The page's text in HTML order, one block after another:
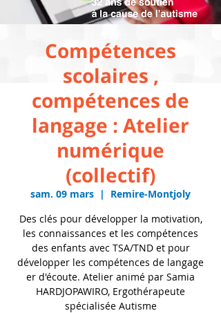
Compétences
scolaires ,
compétences de
langage : Atelier
numérique
(collectif)
sam. 09 mars
  |
Remire-Montjoly
Des clés pour développer la motivation,
les connaissances et les compétences
des enfants avec TSA/TND et pour
développer les compétences de langage
er d'écoute. Atelier animé par Samia
HARDJOPAWIRO, Ergothérapeute
spécialisée Autisme